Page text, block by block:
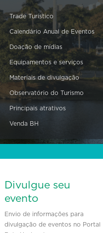
Trade Turístico
Calendário Anual de Eventos
Doação de mídias
Equipamentos e serviços
Materiais de divulgação
Observatório do Turismo
Principais atrativos
Venda BH
Divulgue seu
evento
Envio de informações para
divulgação de eventos no Portal